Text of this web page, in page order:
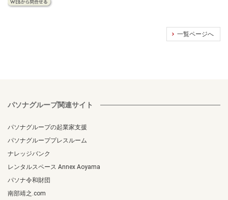
一覧ページへ
パソナグループ関連サイト
パソナグループの起業家支援
パソナグループプレスルーム
ナレッジバンク
レンタルスペース Annex Aoyama
パソナ令和財団
南部靖之.com